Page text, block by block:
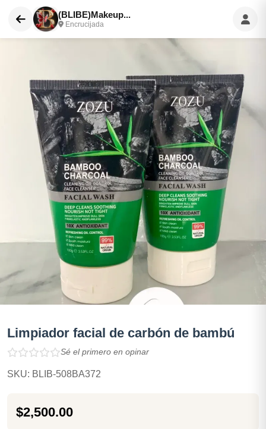
(BLIBE)Makeup...
Encrucijada
Limpiador facial de carbón de bambú
Sé el primero en opinar
SKU: BLIB-508BA372
$2,500.00